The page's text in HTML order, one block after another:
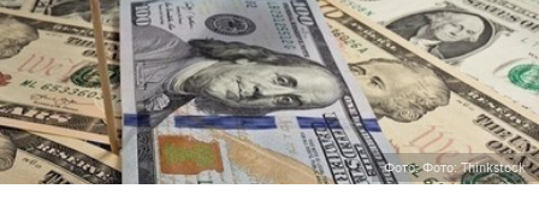
Фото: Фото: Thinkstock